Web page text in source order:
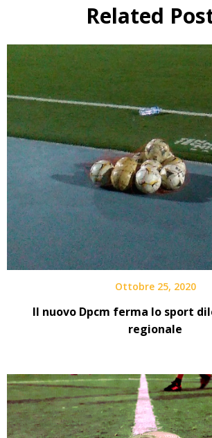
Related
Ottobre 25, 2020
Il nuovo Dpcm ferma lo sport
regionale